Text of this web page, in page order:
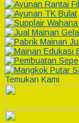
Temukan Kami